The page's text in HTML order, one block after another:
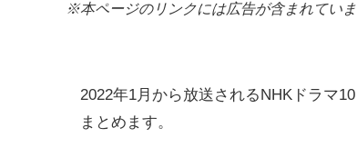
※本ページのリンクには広告が含まれていま
2022年1月から放送されるNHKドラマ
まとめます。